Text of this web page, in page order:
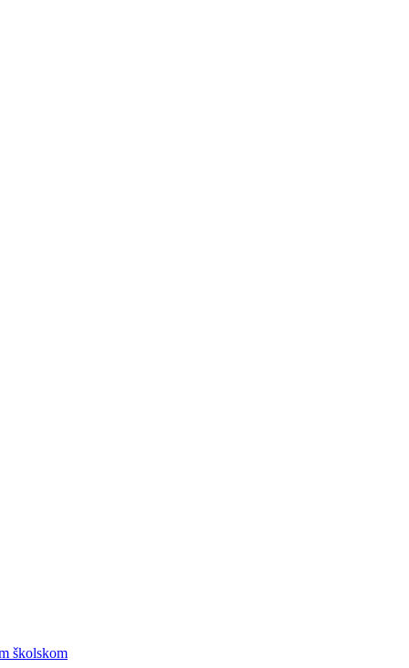
školskom